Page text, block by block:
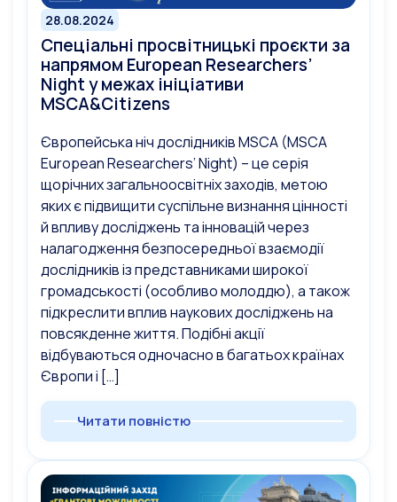
28.08.2024
Спеціальні просвітницькі проєкти за
напрямом European Researchers’
Night у межах ініціативи
MSCA&Citizens
Європейська ніч дослідників MSCA (MSCA
European Researchers’ Night) – це серія
щорічних загальноосвітніх заходів, метою
яких є підвищити суспільне визнання цінності
й впливу досліджень та інновацій через
налагодження безпосередньої взаємодії
дослідників із представниками широкої
громадськості (особливо молоддю), а також
підкреслити вплив наукових досліджень на
повсякденне життя. Подібні акції
відбуваються одночасно в багатьох країнах
Європи і […]
Читати повністю